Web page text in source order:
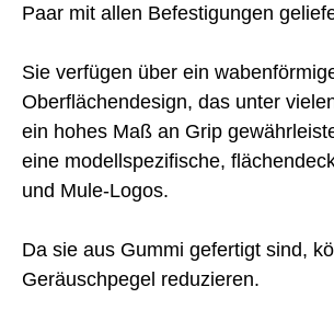
Paar mit allen Befestigungen
Sie verfügen über ein
Oberflächendesign, das unter
ein hohes Maß an Grip
eine modellspezifische,
und Mule-Logos.
Da sie aus Gummi gefertigt sind,
Geräuschpegel reduzieren.